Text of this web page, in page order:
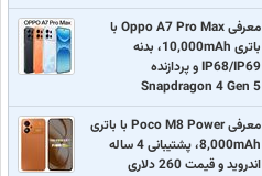
معرفی Oppo A7 Pro Max با
باتری 10,000mAh، بدنه
IP68/IP69 و پردازنده
Snapdragon 4 Gen 5
معرفی Poco M8 Power با باتری
8,000mAh، پشتیبانی 4 ساله
اندروید و قیمت 260 دلاری